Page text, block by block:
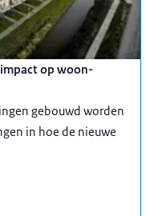
op woon-
gebouwd worden
in hoe de nieuwe